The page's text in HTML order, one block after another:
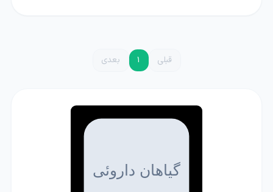
قبلی 1 بعدی